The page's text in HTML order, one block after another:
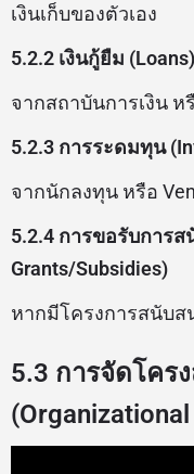
เงินเก็บของตัวเอง
5.2.2 เงินกู้ยืม (Loans)
จากสถาบันการเงิน
5.2.3 การระดมทุน
จากนักลงทุน หรือ
5.2.4 การขอรับการ
Grants/Subsidies)
หากมีโครงการสนับส
5.3 การจัดโคร